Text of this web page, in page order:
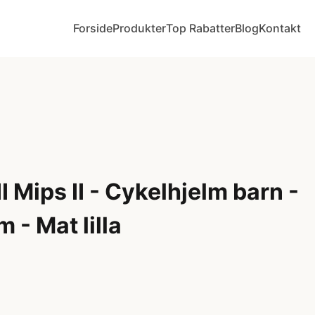
ForsideProdukterTop RabatterBlogKontakt
Mips II - Cykelhjelm barn -
- Mat lilla